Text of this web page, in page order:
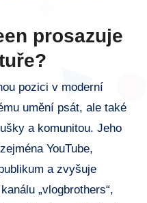
prosazuje
pozici v moderní
umění psát, ale také
a komunitou. Jeho
YouTube,
a zvyšuje
„vlogbrothers“,